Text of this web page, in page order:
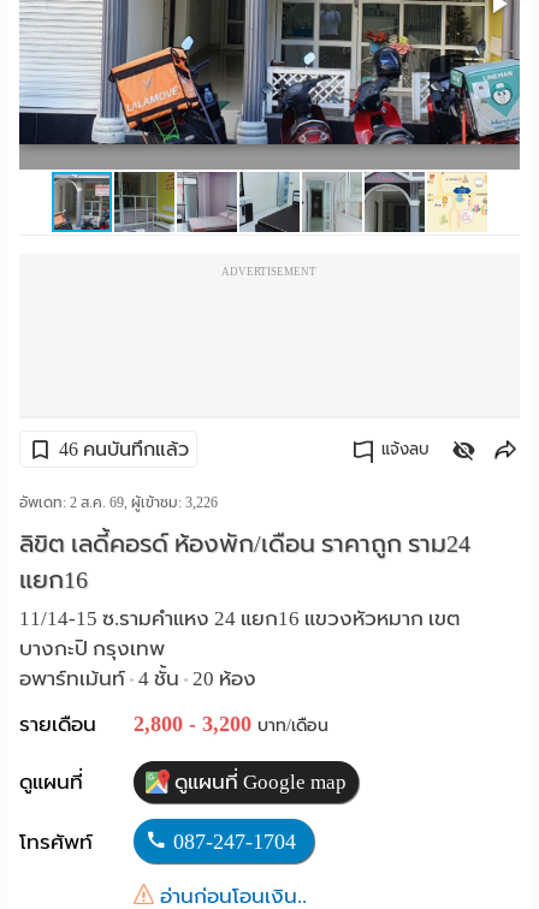
ค้นแบบละเอียด
ห้อง
พัก
ราย
เดือน
โฆษณา
ลง
ประกาศ
ฟรี
Language
ADVERTISEMENT
46 คนบันทึกแล้ว แจ้งลบ
อัพเดท: 2 ส.ค. 69, ผู้เข้าชม:3,226
ลิขิต เลดี้คอรด์ ห้องพัก/เดือน ราคาถูก ราม24
แยก16
11/14-15 ซ.รามคำแหง 24 แยก16 แขวงหัวหมาก เขต
บางกะปิ กรุงเทพ
อพาร์ทเม้นท์ • 4 ชั้น • 20 ห้อง
รายเดือน
2,800 - 3,200 บาท/เดือน
ดูแผนที่ ดูแผนที่ Google map
โทรศัพท์ 087-247-1704
อ่านก่อนโอนเงิน..